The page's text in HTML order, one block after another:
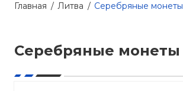
Главная Литва Серебряные монеты
Серебряные монеты